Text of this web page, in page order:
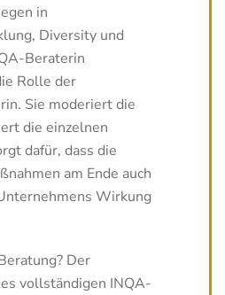
in
Diversity und
Beraterin
Rolle der
Sie moderiert die
die einzelnen
dafür, dass die
am Ende auch
Wirkung
Der
vollständigen INQA-